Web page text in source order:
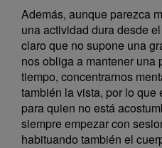
Además, aunque parezca
una actividad dura desde
claro que no supone una
nos obliga a mantener una
tiempo, concentrarnos
también la vista, por lo
para quien no está
siempre empezar con
habituando también el